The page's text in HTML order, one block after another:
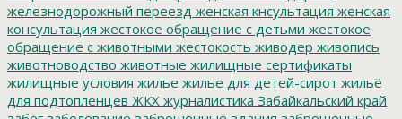
железнодорожный переезд женская кнсультация женская
консультация жестокое обращение с детьми жестокое
обращение с животными жестокость живодер живопись
животноводство животные жилищные сертификаты
жилищные условия жилье жилье для детей-сирот жильё
для подтопленцев ЖКХ журналистика Забайкальский край